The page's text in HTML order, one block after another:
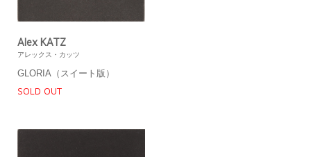
Alex KATZ
アレックス・カッツ
GLORIA（スイート版）
SOLD OUT